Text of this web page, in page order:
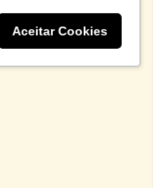
Aceitar Cookies